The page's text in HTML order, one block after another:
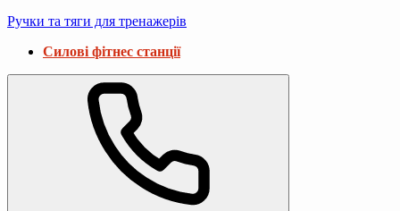
Ручки та тяги для тренажерів
Силові фітнес станції